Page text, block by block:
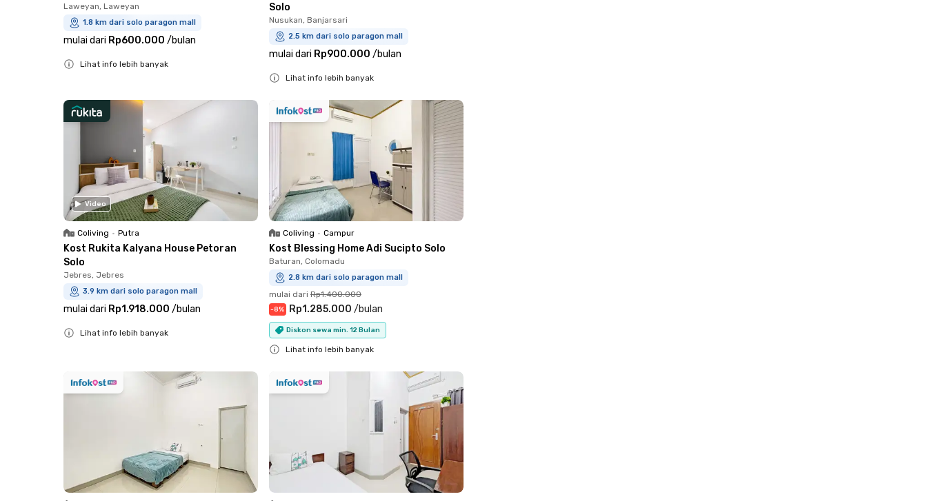
Laweyan, Laweyan
1.8 km dari solo paragon mall
mulai dari Rp600.000 /bulan
Lihat info lebih banyak
Solo
Nusukan, Banjarsari
2.5 km dari solo paragon mall
mulai dari Rp900.000 /bulan
Lihat info lebih banyak
Video
Coliving • Putra
Kost Rukita Kalyana House Petoran
Solo
Jebres, Jebres
3.9 km dari solo paragon mall
mulai dari Rp1.918.000 /bulan
Lihat info lebih banyak
Coliving • Campur
Kost Blessing Home Adi Sucipto Solo
Baturan, Colomadu
2.8 km dari solo paragon mall
mulai dari Rp1.400.000
-8% Rp1.285.000 /bulan
Diskon sewa min. 12 Bulan
Lihat info lebih banyak